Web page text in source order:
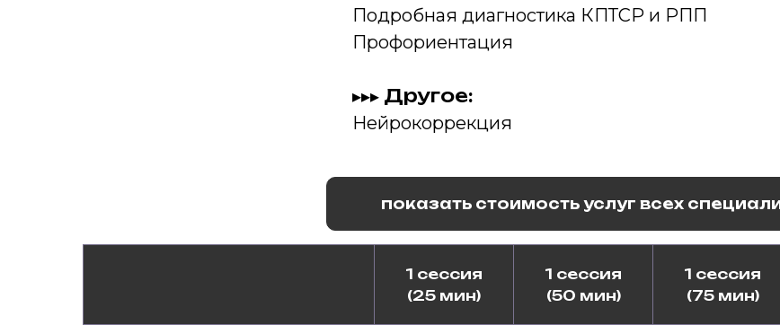
Подробная диагностика КПТСР и РПП
Профориентация
▸▸▸ Другое:
Нейрокоррекция
показать стоимость услуг всех
1 сессия
(25 мин)
1 сессия
(50 мин)
1 сессия
(75 мин)